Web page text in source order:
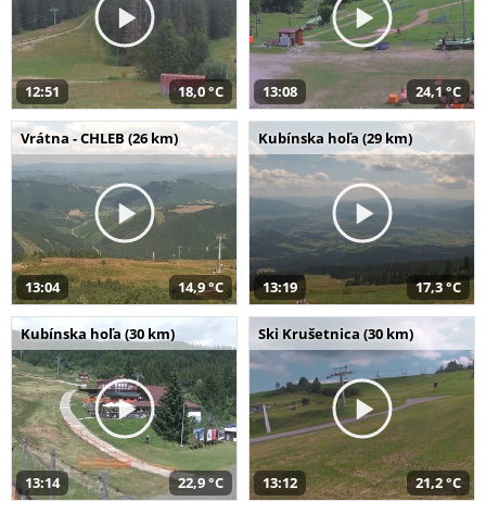
12:51 18,0 °C 13:08 24,1 °C
Vrátna - CHLEB (26 km)
13:04 14,9 °C
Kubínska hoľa (29 km)
13:19 17,3 °C
Kubínska hoľa (30 km)
13:14 22,9 °C
Ski Krušetnica (30 km)
13:12 21,2 °C